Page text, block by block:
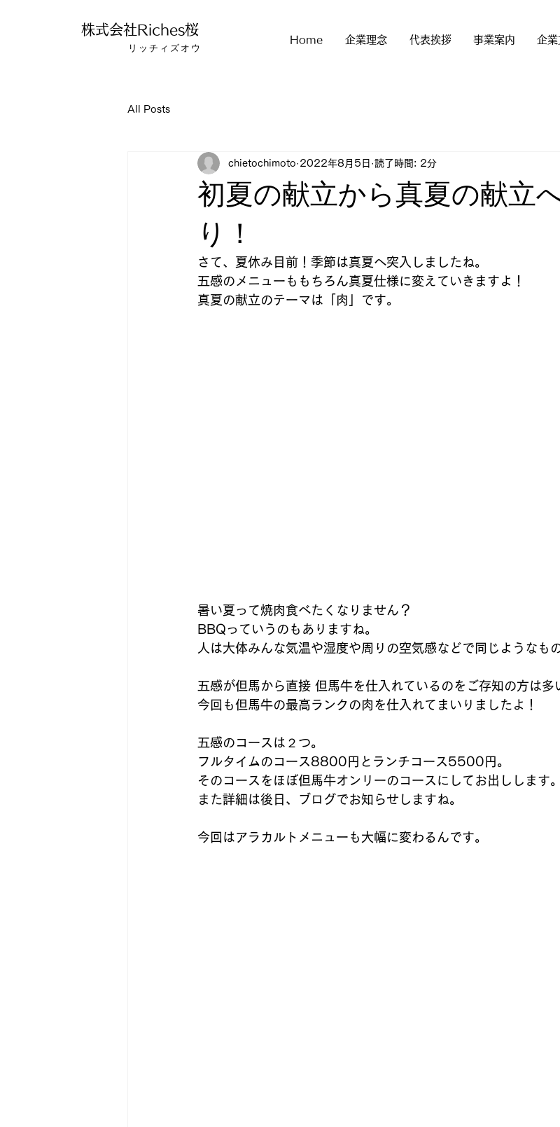
株式会社Riches桜
​リッチィズオウ
Home 企業理念 代表挨拶 事業案内 企業
All Posts
初夏の献立から真夏の献立
り！
chietochimoto 2022年8月5日 読了時間: 2分
さて、夏休み目前！季節は真夏へ突入しましたね。
五感のメニューももちろん真夏仕様に変えていきますよ！
真夏の献立のテーマは「肉」です。
暑い夏って焼肉食べたくなりません？
BBQっていうのもありますね。
人は大体みんな気温や湿度や周りの空気感などで同じようなも
五感が但馬から直接 但馬牛を仕入れているのをご存知の方は多
今回も但馬牛の最高ランクの肉を仕入れてまいりましたよ！
五感のコースは２つ。
フルタイムのコース8800円とランチコース5500円。
そのコースをほぼ但馬牛オンリーのコースにしてお出しします。
また詳細は後日、ブログでお知らせしますね。
今回はアラカルトメニューも大幅に変わるんです。